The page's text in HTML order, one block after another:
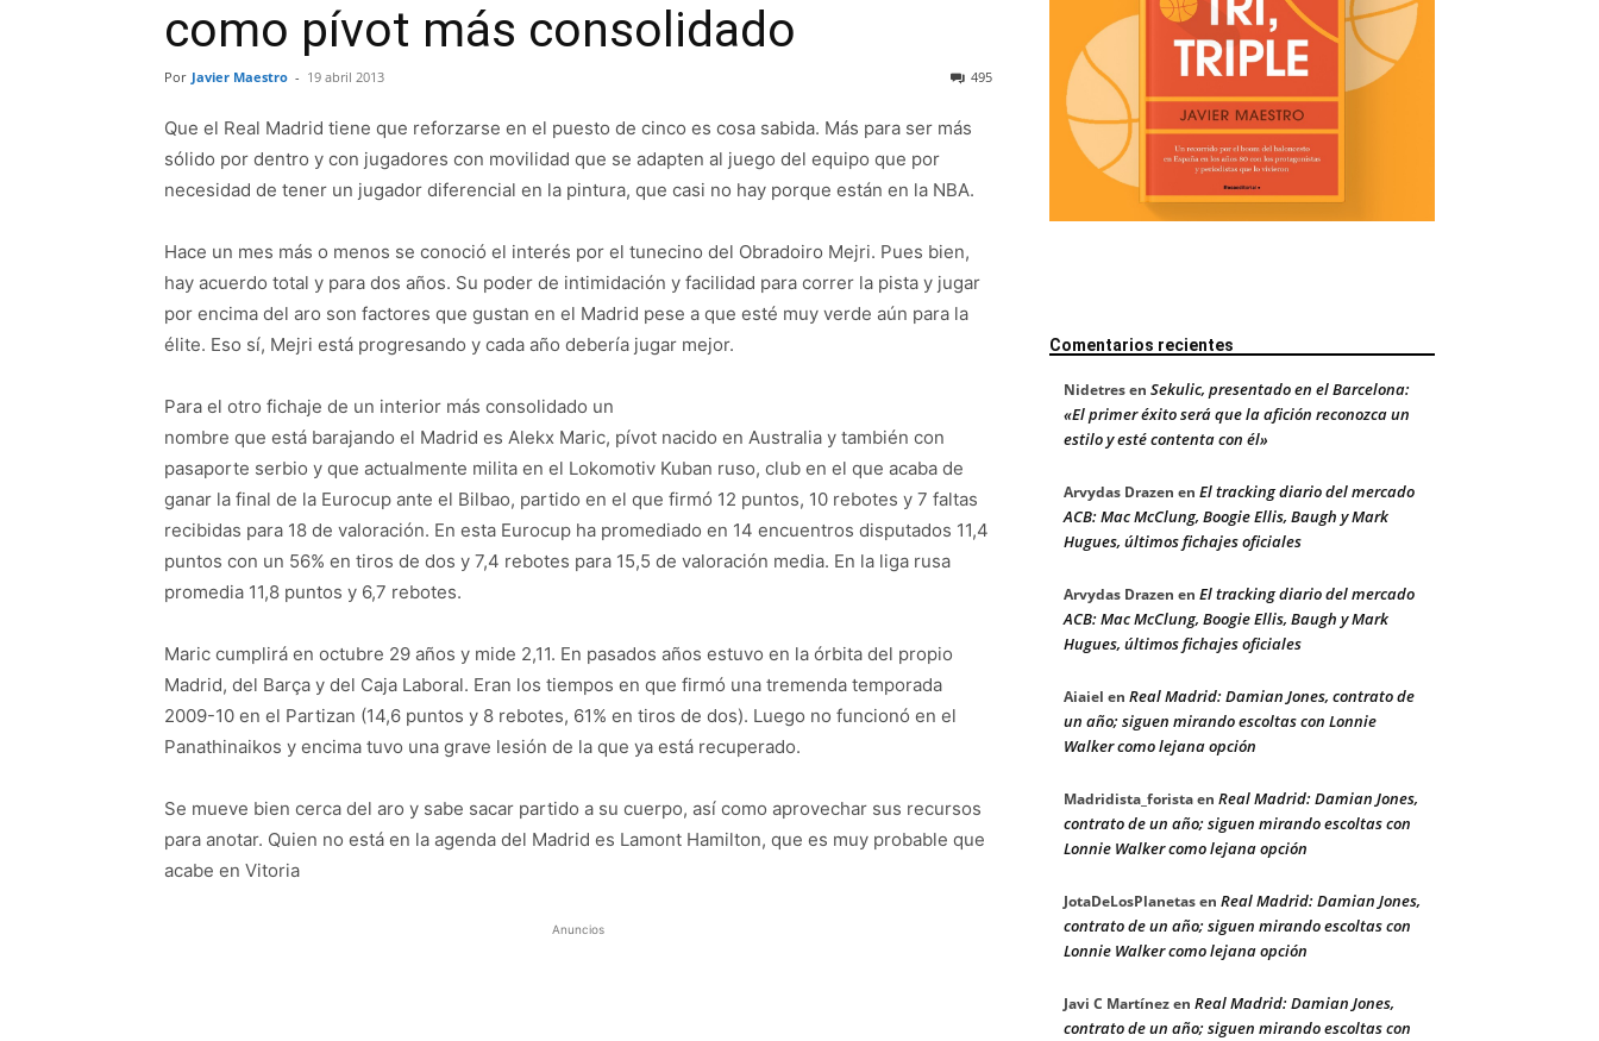
como pívot más consolidado
Por Javier Maestro - 19 abril 2013 495
Que el Real Madrid tiene que reforzarse en el puesto de cinco es cosa sabida. Más para ser más
sólido por dentro y con jugadores con movilidad que se adapten al juego del equipo que por
necesidad de tener un jugador diferencial en la pintura, que casi no hay porque están en la NBA.
Hace un mes más o menos se conoció el interés por el tunecino del Obradoiro Mejri. Pues bien,
hay acuerdo total y para dos años. Su poder de intimidación y facilidad para correr la pista y jugar
por encima del aro son factores que gustan en el Madrid pese a que esté muy verde aún para la
élite. Eso sí, Mejri está progresando y cada año debería jugar mejor.
Para el otro fichaje de un interior más consolidado un
nombre que está barajando el Madrid es Alekx Maric, pívot nacido en Australia y también con
pasaporte serbio y que actualmente milita en el Lokomotiv Kuban ruso, club en el que acaba de
ganar la final de la Eurocup ante el Bilbao, partido en el que firmó 12 puntos, 10 rebotes y 7 faltas
recibidas para 18 de valoración. En esta Eurocup ha promediado en 14 encuentros disputados 11,4
puntos con un 56% en tiros de dos y 7,4 rebotes para 15,5 de valoración media. En la liga rusa
promedia 11,8 puntos y 6,7 rebotes.
Maric cumplirá en octubre 29 años y mide 2,11. En pasados años estuvo en la órbita del propio
Madrid, del Barça y del Caja Laboral. Eran los tiempos en que firmó una tremenda temporada
2009-10 en el Partizan (14,6 puntos y 8 rebotes, 61% en tiros de dos). Luego no funcionó en el
Panathinaikos y encima tuvo una grave lesión de la que ya está recuperado.
Se mueve bien cerca del aro y sabe sacar partido a su cuerpo, así como aprovechar sus recursos
para anotar. Quien no está en la agenda del Madrid es Lamont Hamilton, que es muy probable que
acabe en Vitoria
Anuncios
Comentarios recientes
Nidetresen Sekulic, presentado en el Barcelona:
«El primer éxito será que la afición reconozca un
estilo y esté contenta con él»
Arvydas Drazen en El tracking diario del mercado
ACB: Mac McClung, Boogie Ellis, Baugh y Mark
Hugues, últimos fichajes oficiales
Arvydas Drazen en El tracking diario del mercado
ACB: Mac McClung, Boogie Ellis, Baugh y Mark
Hugues, últimos fichajes oficiales
Aiaiel en Real Madrid: Damian Jones, contrato de
un año; siguen mirando escoltas con Lonnie
Walker como lejana opción
Madridista_foristaen Real Madrid: Damian Jones,
contrato de un año; siguen mirando escoltas con
Lonnie Walker como lejana opción
JotaDeLosPlanetasen Real Madrid: Damian Jones,
contrato de un año; siguen mirando escoltas con
Lonnie Walker como lejana opción
Javi C Martínezen Real Madrid: Damian Jones,
contrato de un año; siguen mirando escoltas con